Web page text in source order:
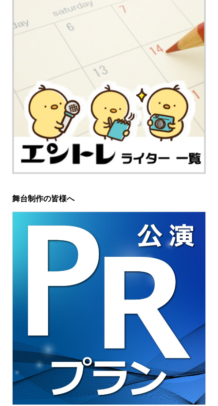
舞台制作の皆様へ